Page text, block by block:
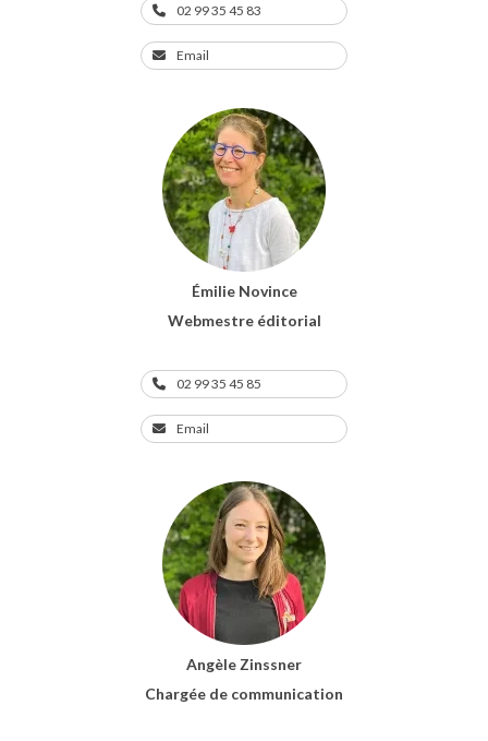
02 99 35 45 83
Email
Émilie Novince
Webmestre éditorial
02 99 35 45 85
Email
Angèle Zinssner
Chargée de communication